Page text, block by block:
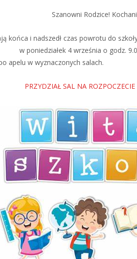
Szanowni Rodzice!
końca i nadszedł czas powrotu do
poniedziałek 4 września o
apelu w wyznaczonych salach.
PRZYDZIAŁ SAL NA